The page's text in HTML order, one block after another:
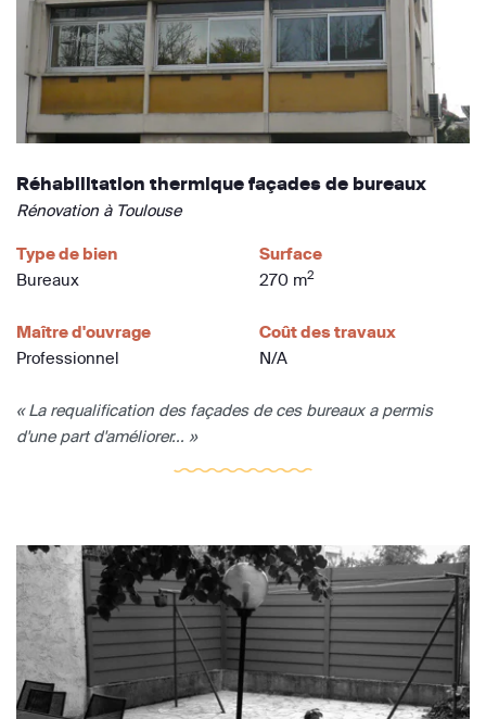
Réhabilitation thermique façades de bureaux
Rénovation à Toulouse
Type de bien
Bureaux
Surface
270 m2
Maître d'ouvrage
Professionnel
Coût des travaux
N/A
« La requalification des façades de ces bureaux a permis
d'une part d'améliorer... »